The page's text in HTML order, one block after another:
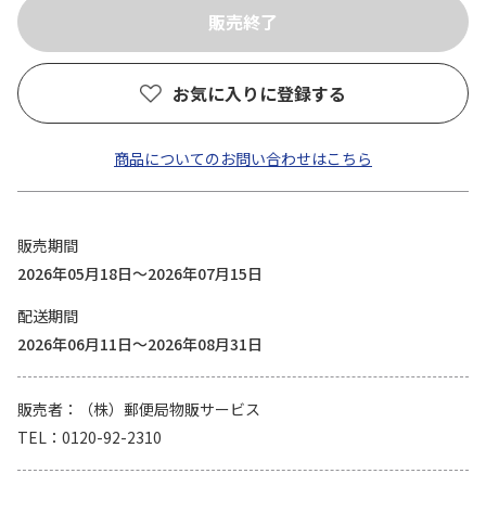
お気に入りに登録する
商品についてのお問い合わせはこちら
販売期間
2026年05月18日～2026年07月15日
配送期間
2026年06月11日～2026年08月31日
販売者
（株）郵便局物販サービス
TEL
0120-92-2310